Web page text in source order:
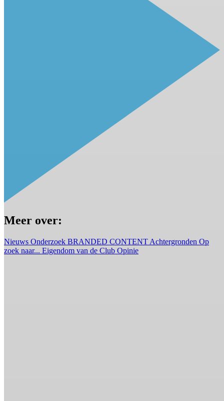
Meer over:
Nieuws Onderzoek BRANDED CONTENT Achtergronden Op
zoek naar... Eigendom van de Club Opinie